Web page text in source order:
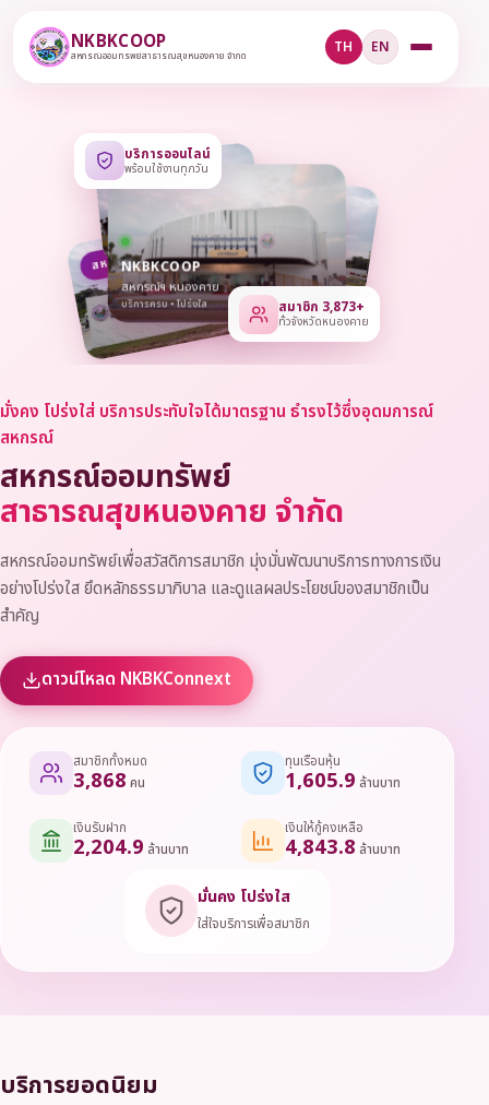
NKBKCOOP
สหกรณ์ออมทรัพย์สาธารณสุขหนองคาย จำกัด TH EN
มั่งคง โปร่งใส่ บริการประทับใจได้มาตรฐาน ธำรงไว้ซึ่งอุดมการณ์
สหกรณ์
สหกรณ์ออมทรัพย์
สาธารณสุขหนองคาย จำกัด
สหกรณ์ออมทรัพย์เพื่อสวัสดิการสมาชิก มุ่งมั่นพัฒนาบริการทางการเงิน
อย่างโปร่งใส ยึดหลักธรรมาภิบาล และดูแลผลประโยชน์ของสมาชิกเป็น
สำคัญ
ดาวน์โหลด NKBKConnext
สหกรณ์ • เปิดบริการ
NKBKCOOP
สหกรณ์ฯ หนองคาย
บริการครบ • โปร่งใส
บริการออนไลน์
พร้อมใช้งานทุกวัน
สมาชิก 3,873+
ทั่วจังหวัดหนองคาย
สมาชิกทั้งหมด
3,868 คน
ทุนเรือนหุ้น
1,605.9 ล้านบาท
เงินรับฝาก
2,204.9 ล้านบาท
เงินให้กู้คงเหลือ
4,843.8 ล้านบาท
มั่นคง โปร่งใส
ใส่ใจบริการเพื่อสมาชิก
บริการยอดนิยม